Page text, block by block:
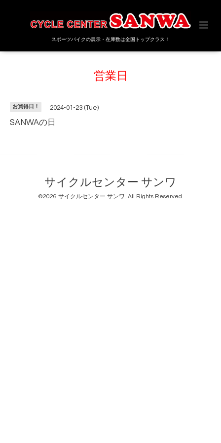
スポーツバイクの展示・在庫数は全国トップクラス！
営業日
お買得日！ 2024-01-23 (Tue)
SANWAの日
サイクルセンター サンワ
©2026 サイクルセンター サンワ. All Rights Reserved.